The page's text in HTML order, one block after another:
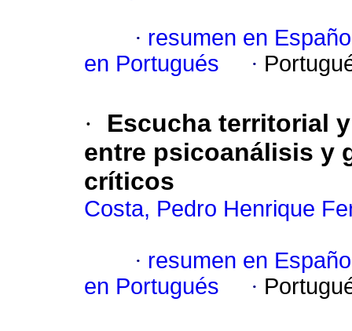
· resumen en
en Portugués
·
·
Escucha territorial
entre psicoanálisis y
críticos
Costa, Pedro Henrique
· resumen en
en Portugués
·